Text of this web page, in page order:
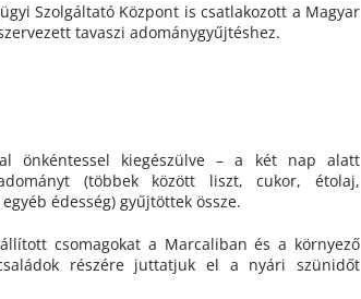
Szolgáltató Központ is csatlakozott a Magyar
tavaszi adománygyűjtéshez.
önkéntessel kiegészülve – a két nap alatt
(többek között liszt, cukor, étolaj,
édesség) gyűjtöttek össze.
csomagokat a Marcaliban és a környező
részére juttatjuk el a nyári szünidőt